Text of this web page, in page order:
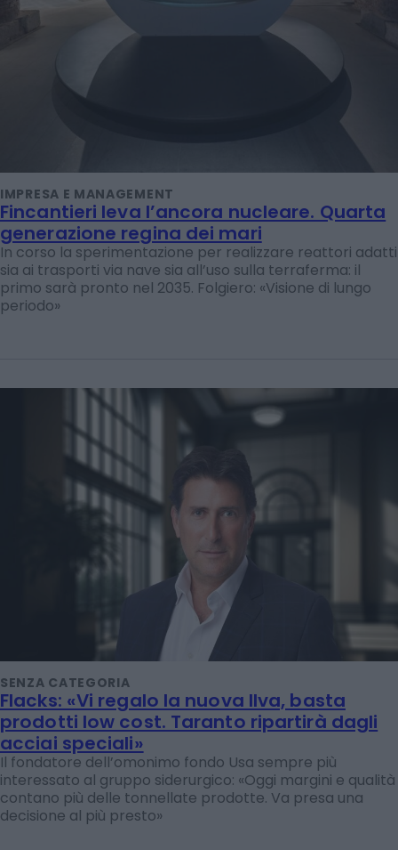
IMPRESA E MANAGEMENT
Fincantieri leva l’ancora nucleare. Quarta
generazione regina dei mari
In corso la sperimentazione per realizzare reattori adatti
sia ai trasporti via nave sia all’uso sulla terraferma: il
primo sarà pronto nel 2035. Folgiero: «Visione di lungo
periodo»
SENZA CATEGORIA
Flacks: «Vi regalo la nuova Ilva, basta
prodotti low cost. Taranto ripartirà dagli
acciai speciali»
Il fondatore dell’omonimo fondo Usa sempre più
interessato al gruppo siderurgico: «Oggi margini e qualità
contano più delle tonnellate prodotte. Va presa una
decisione al più presto»